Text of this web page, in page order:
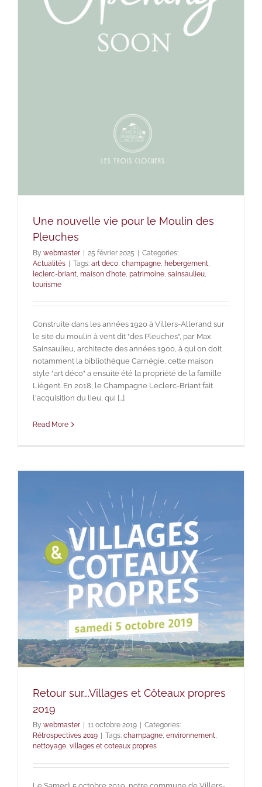
Une nouvelle vie pour le Moulin des
Pleuches
By webmaster 25 février 2025
Categories:
Actualités
Tags: art deco, champagne, hebergement,
leclerc-briant, maison d'hote, patrimoine, sainsaulieu,
tourisme
Construite dans les années 1920 à Villers-Allerand sur
le site du moulin à vent dit "des Pleuches", par Max
Sainsaulieu, architecte des années 1900, à qui on doit
notamment la bibliothèque Carnégie, cette maison
style "art déco" a ensuite été la propriété de la famille
Liégent. En 2018, le Champagne Leclerc-Briant fait
l'acquisition du lieu, qui [...]
Read More
Retour sur….Villages et Côteaux propres
2019
By webmaster | 11 octobre 2019 | Categories:
Rétrospectives 2019 | Tags: champagne environnement
nettoyage villages et coteaux propres